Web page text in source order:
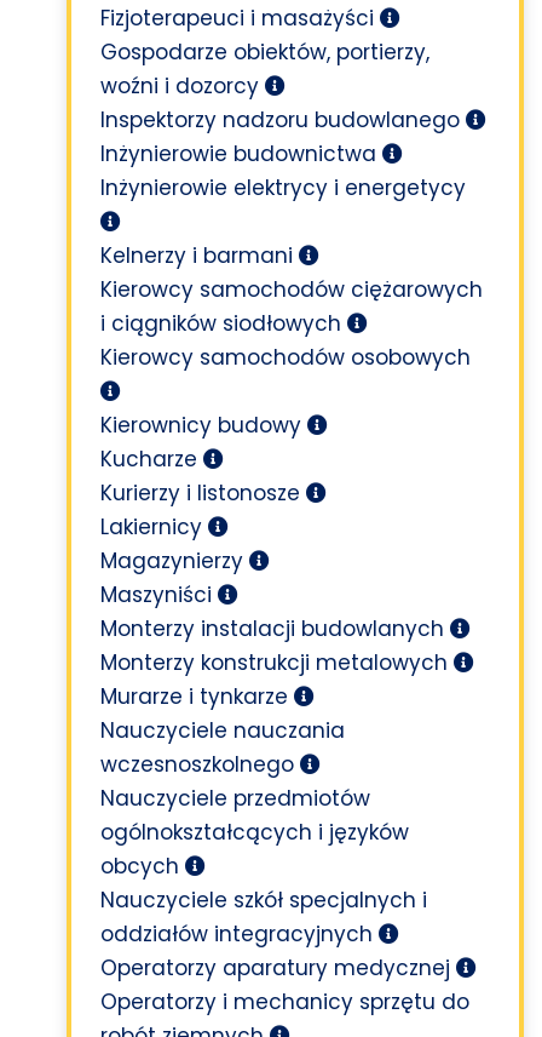
Fizjoterapeuci i masażyści
Gospodarze obiektów, portierzy,
woźni i dozorcy
Inspektorzy nadzoru budowlanego
Inżynierowie budownictwa
Inżynierowie elektrycy i energetycy
Kelnerzy i barmani
Kierowcy samochodów ciężarowych
i ciągników siodłowych
Kierowcy samochodów osobowych
Kierownicy budowy
Kucharze
Kurierzy i listonosze
Lakiernicy
Magazynierzy
Maszyniści
Monterzy instalacji budowlanych
Monterzy konstrukcji metalowych
Murarze i tynkarze
Nauczyciele nauczania
wczesnoszkolnego
Nauczyciele przedmiotów
ogólnokształcących i języków
obcych
Nauczyciele szkół specjalnych i
oddziałów integracyjnych
Operatorzy aparatury medycznej
Operatorzy i mechanicy sprzętu do